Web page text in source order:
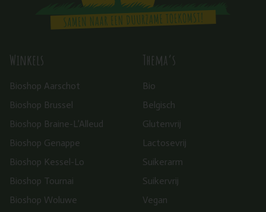
Winkels
Bioshop Aarschot
Bioshop Brussel
Bioshop Braine-L’Alleud
Bioshop Genappe
Bioshop Kessel-Lo
Bioshop Tournai
Bioshop Woluwe
Thema’s
Bio
Belgisch
Glutenvrij
Lactosevrij
Suikerarm
Suikervrij
Vegan